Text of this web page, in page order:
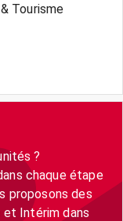
Tourisme
?
chaque étape
proposons des
et Intérim dans